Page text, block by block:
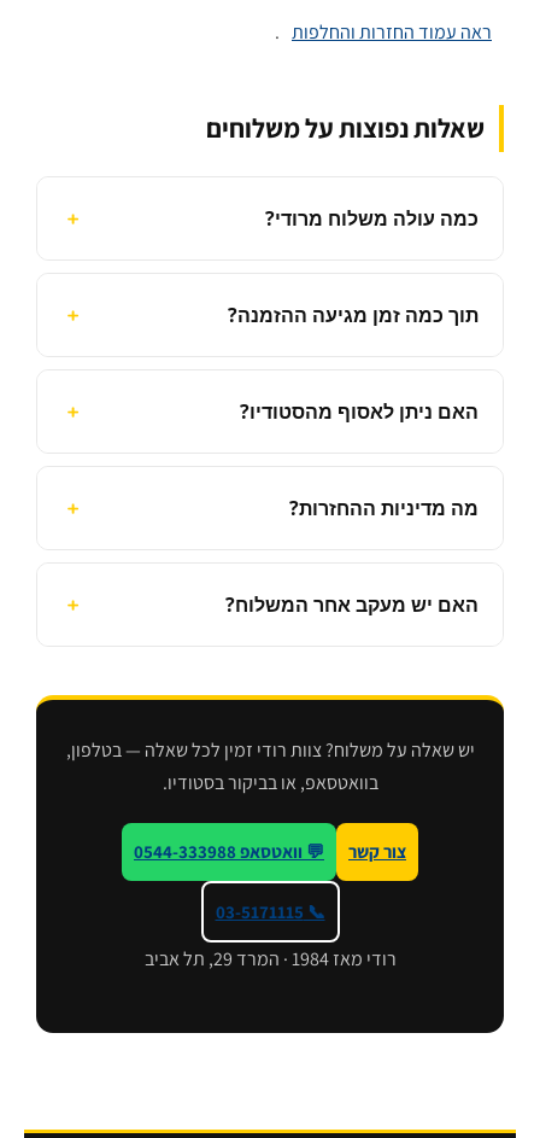
ראה עמוד החזרות והחלפות .
שאלות נפוצות על משלוחים
כמה עולה משלוח מרודי?
תוך כמה זמן מגיעה ההזמנה?
האם ניתן לאסוף מהסטודיו?
מה מדיניות ההחזרות?
האם יש מעקב אחר המשלוח?
יש שאלה על משלוח? צוות רודי זמין לכל שאלה — בטלפון,
בוואטסאפ, או בביקור בסטודיו.
צור קשר 💬 וואטסאפ 0544-333988
📞 03-5171115
רודי מאז 1984 · המרד 29, תל אביב